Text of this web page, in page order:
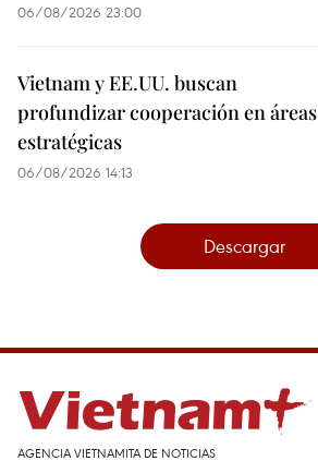
06/08/2026 23:00
Vietnam y EE.UU. buscan
profundizar cooperación en áreas
estratégicas
06/08/2026 14:13
Descargar
AGENCIA VIETNAMITA DE NOTICIAS